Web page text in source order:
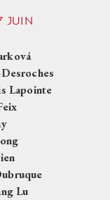
JUIN
Lapointe
Lu